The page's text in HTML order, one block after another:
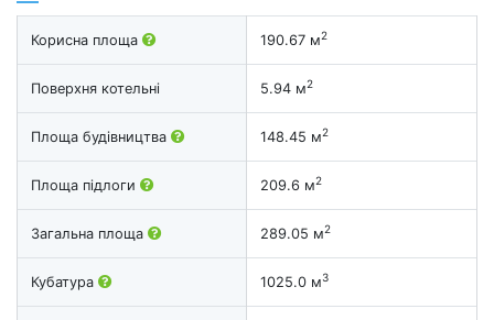
Корисна площа 190.67 м2
Поверхня котельні 5.94 м2
Площа будівництва 148.45 м2
Площа підлоги 209.6 м2
Загальна площа 289.05 м2
Кубатура 1025.0 м3